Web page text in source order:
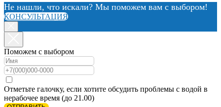
Не нашли, что искали? Мы поможем вам с выбором!
КОНСУЛЬТАЦИЯ
Поможем с выбором
Отметьте галочку, если хотите обсудить проблемы с водой в
нерабочее время (до 21.00)